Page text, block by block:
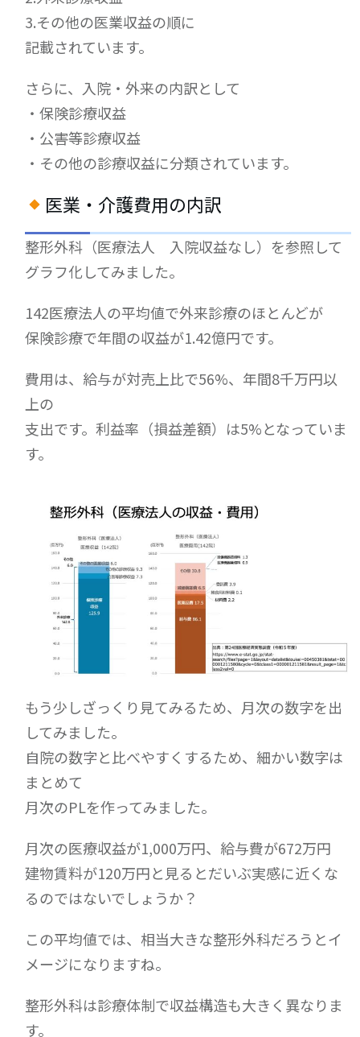
3.その他の医業収益の順に
記載されています。
さらに、入院・外来の内訳として
・保険診療収益
・公害等診療収益
・その他の診療収益に分類されています。
医業・介護費用の内訳
整形外科（医療法人 入院収益なし）を参照して
グラフ化してみました。
142医療法人の平均値で外来診療のほとんどが
保険診療で年間の収益が1.42億円です。
費用は、給与が対売上比で56%、年間8千万円以
上の
支出です。利益率（損益差額）は5%となっていま
す。
もう少しざっくり見てみるため、月次の数字を出
してみました。
自院の数字と比べやすくするため、細かい数字は
まとめて
月次のPLを作ってみました。
月次の医療収益が1,000万円、給与費が672万円
建物賃料が120万円と見るとだいぶ実感に近くな
るのではないでしょうか？
この平均値では、相当大きな整形外科だろうとイ
メージになりますね。
整形外科は診療体制で収益構造も大きく異なりま
す。